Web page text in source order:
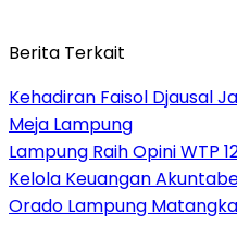
Berita Terkait
Kehadiran Faisol Djausal
Meja Lampung
Lampung Raih Opini WTP
Kelola Keuangan
Orado Lampung